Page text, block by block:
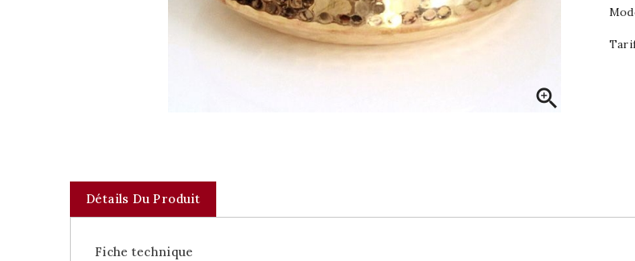

Détails Du Produit
Fiche technique